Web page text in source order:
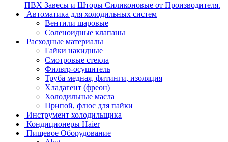
ПВХ Завесы и Шторы Силиконовые от Производителя.
Автоматика для холодильных систем
Вентили шаровые
Соленоидные клапаны
Расходные материалы
Гайки накидные
Смотровые стекла
Фильтр-осушитель
Труба медная, фитинги, изоляция
Хладагент (фреон)
Холодильные масла
Припой, флюс для пайки
Инструмент холодильщика
Кондиционеры Haier
Пищевое Оборудование